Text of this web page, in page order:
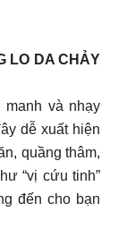
LO DA CHẢY
manh và nhạy
dễ xuất hiện
quầng thâm,
“vị cứu tinh”
đến cho bạn